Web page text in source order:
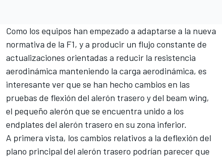
Como los equipos han empezado a adaptarse a la nueva
normativa de la F1, y a producir un flujo constante de
actualizaciones orientadas a reducir la resistencia
aerodinámica manteniendo la carga aerodinámica, es
interesante ver que se han hecho cambios en las
pruebas de flexión del alerón trasero y del beam wing,
el pequeño alerón que se encuentra unido a los
endplates del alerón trasero en su zona inferior.
A primera vista, los cambios relativos a la deflexión del
plano principal del alerón trasero podrían parecer que